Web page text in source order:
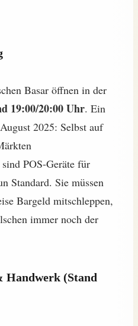
Basar öffnen in der
19:00/20:00 Uhr. Ein
2025: Selbst auf
POS-Geräte für
Standard. Sie müssen
Bargeld mitschleppen,
immer noch der
Handwerk (Stand